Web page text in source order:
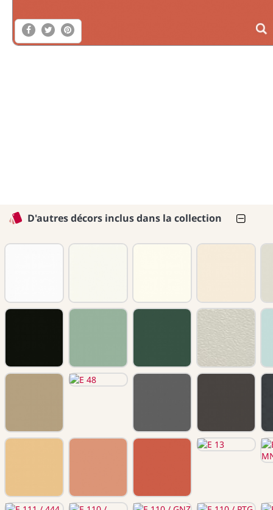
D'autres décors inclus dans la collection